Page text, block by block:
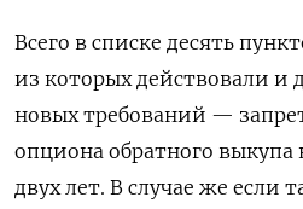
Всего в списке десять
из которых действовали и
новых требований —
опциона обратного выкупа
двух лет. В случае же если